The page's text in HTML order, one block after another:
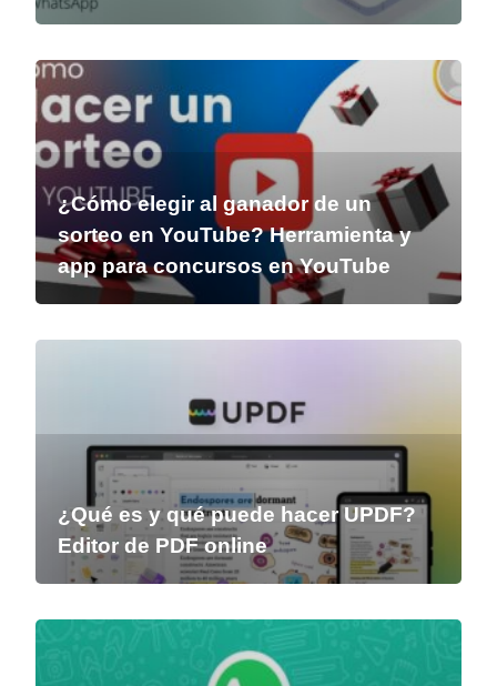
¿Cómo elegir al ganador de un
sorteo en YouTube? Herramienta y
app para concursos en YouTube
¿Qué es y qué puede hacer UPDF?
Editor de PDF online